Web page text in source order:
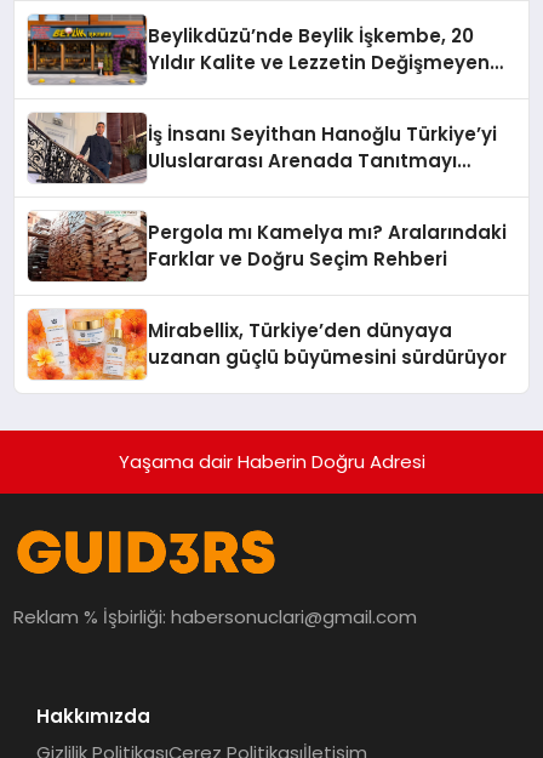
Beylikdüzü’nde Beylik İşkembe, 20
Yıldır Kalite ve Lezzetin Değişmeyen
İş İnsanı Seyithan Hanoğlu Türkiye’yi
Uluslararası Arenada Tanıtmayı
Pergola mı Kamelya mı? Aralarındaki
Farklar ve Doğru Seçim Rehberi
Mirabellix, Türkiye’den dünyaya
uzanan güçlü büyümesini sürdürüyor
Yaşama dair Haberin Doğru Adresi
Reklam % İşbirliği:habersonuclari@gmail.com
Hakkımızda
Gizlilik PolitikasıÇerez Politikasıİletişim